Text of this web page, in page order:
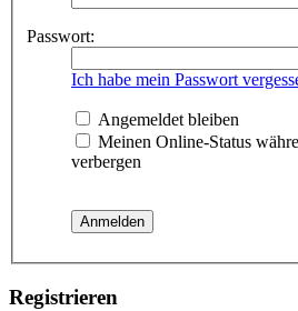
Passwort:
Ich habe mein Passwort
Angemeldet bleiben
Meinen Online-Status
verbergen
Registrieren